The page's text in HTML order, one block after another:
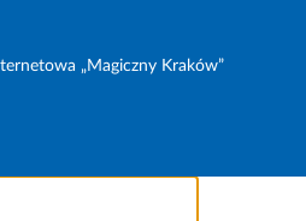
„Magiczny Kraków”